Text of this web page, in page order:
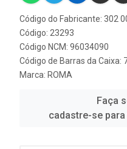
Código do Fabricante: 302
Código: 23293
Código NCM: 96034090
Código de Barras da Caixa:
Marca: ROMA
Faça
cadastre-se